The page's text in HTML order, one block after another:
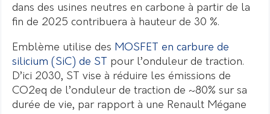
dans des usines neutres en carbone à partir de la
fin de 2025 contribuera à hauteur de 30 %.
Emblème utilise des MOSFET en carbure de
silicium (SiC) de ST
pour l’onduleur de traction.
D’ici 2030, ST vise à réduire les émissions de
CO2eq de l’onduleur de traction de ~80% sur sa
durée de vie, par rapport à une Renault Mégane